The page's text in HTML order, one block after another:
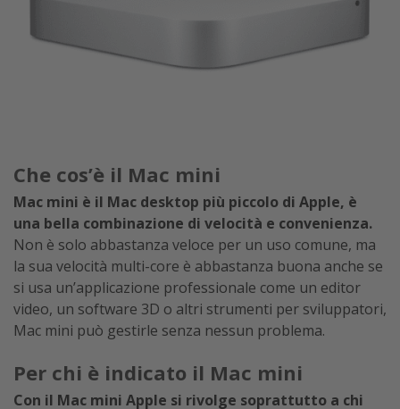
Che cos’è il Mac mini
Mac mini è il Mac desktop più piccolo di Apple, è
una bella combinazione di velocità e convenienza.
Non è solo abbastanza veloce per un uso comune, ma
la sua velocità multi-core è abbastanza buona anche se
si usa un’applicazione professionale come un editor
video, un software 3D o altri strumenti per sviluppatori,
Mac mini può gestirle senza nessun problema.
Per chi è indicato il Mac mini
Con il Mac mini Apple si rivolge soprattutto a chi